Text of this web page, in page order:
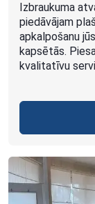
Izbraukuma
piedāvājam
apkalpošanu
kapsētās.
kvalitatīvu